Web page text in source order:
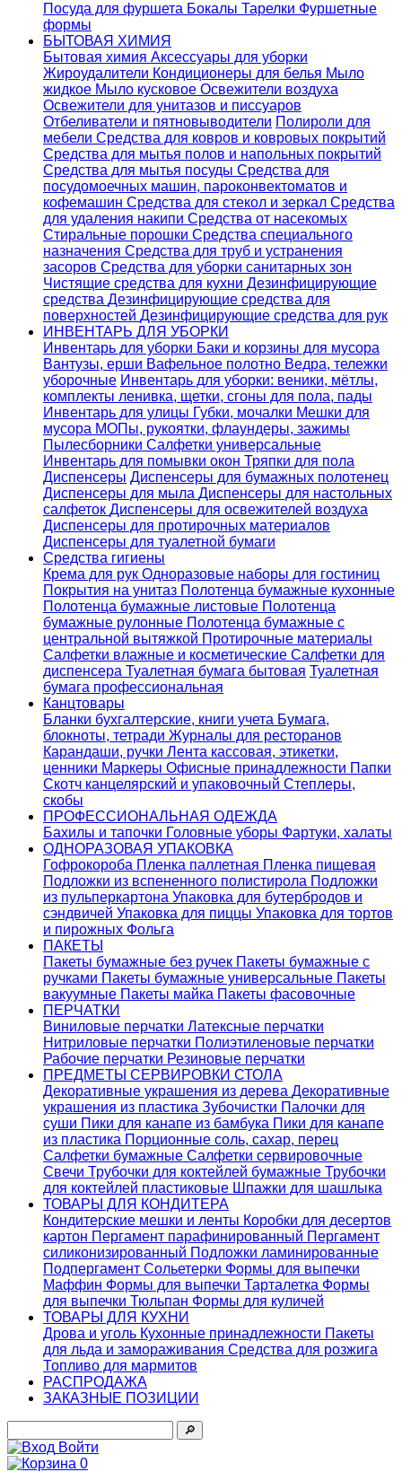
Посуда для фуршета Бокалы Тарелки Фуршетные
формы
БЫТОВАЯ ХИМИЯ
Бытовая химия Аксессуары для уборки
Жироудалители Кондиционеры для белья Мыло
жидкое Мыло кусковое Освежители воздуха
Освежители для унитазов и писсуаров
Отбеливатели и пятновыводители Полироли для
мебели Средства для ковров и ковровых покрытий
Средства для мытья полов и напольных покрытий
Средства для мытья посуды Средства для
посудомоечных машин, пароконвектоматов и
кофемашин Средства для стекол и зеркал Средства
для удаления накипи Средства от насекомых
Стиральные порошки Cредства специального
назначения Средства для труб и устранения
засоров Средства для уборки санитарных зон
Чистящие средства для кухни Дезинфицирующие
средства Дезинфицирующие средства для
поверхностей Дезинфицирующие средства для рук
ИНВЕНТАРЬ ДЛЯ УБОРКИ
Инвентарь для уборки Баки и корзины для мусора
Вантузы, ерши Вафельное полотно Ведра, тележки
уборочные Инвентарь для уборки: веники, мётлы,
комплекты ленивка, щетки, сгоны для пола, пады
Инвентарь для улицы Губки, мочалки Мешки для
мусора МОПы, рукоятки, флаундеры, зажимы
Пылесборники Салфетки универсальные
Инвентарь для помывки окон Тряпки для пола
Диспенсеры Диспенсеры для бумажных полотенец
Диспенсеры для мыла Диспенсеры для настольных
салфеток Диспенсеры для освежителей воздуха
Диспенсеры для протирочных материалов
Диспенсеры для туалетной бумаги
Средства гигиены
Крема для рук Одноразовые наборы для гостиниц
Покрытия на унитаз Полотенца бумажные кухонные
Полотенца бумажные листовые Полотенца
бумажные рулонные Полотенца бумажные с
центральной вытяжкой Протирочные материалы
Салфетки влажные и косметические Салфетки для
диспенсера Туалетная бумага бытовая Туалетная
бумага профессиональная
Канцтовары
Бланки бухгалтерские, книги учета Бумага,
блокноты, тетради Журналы для ресторанов
Карандаши, ручки Лента кассовая, этикетки,
ценники Маркеры Офисные принадлежности Папки
Скотч канцелярский и упаковочный Степлеры,
скобы
ПРОФЕССИОНАЛЬНАЯ ОДЕЖДА
Бахилы и тапочки Головные уборы Фартуки, халаты
ОДНОРАЗОВАЯ УПАКОВКА
Гофрокороба Пленка паллетная Пленка пищевая
Подложки из вспененного полистирола Подложки
из пульперкартона Упаковка для бутербродов и
сэндвичей Упаковка для пиццы Упаковка для тортов
и пирожных Фольга
ПАКЕТЫ
Пакеты бумажные без ручек Пакеты бумажные с
ручками Пакеты бумажные универсальные Пакеты
вакуумные Пакеты майка Пакеты фасовочные
ПЕРЧАТКИ
Виниловые перчатки Латексные перчатки
Нитриловые перчатки Полиэтиленовые перчатки
Рабочие перчатки Резиновые перчатки
ПРЕДМЕТЫ СЕРВИРОВКИ СТОЛА
Декоративные украшения из дерева Декоративные
украшения из пластика Зубочистки Палочки для
суши Пики для канапе из бамбука Пики для канапе
из пластика Порционные соль, сахар, перец
Салфетки бумажные Салфетки сервировочные
Свечи Трубочки для коктейлей бумажные Трубочки
для коктейлей пластиковые Шпажки для шашлыка
ТОВАРЫ ДЛЯ КОНДИТЕРА
Кондитерские мешки и ленты Коробки для десертов
картон Пергамент парафинированный Пергамент
силиконизированный Подложки ламинированные
Подпергамент Сольетерки Формы для выпечки
Маффин Формы для выпечки Тарталетка Формы
для выпечки Тюльпан Формы для куличей
ТОВАРЫ ДЛЯ КУХНИ
Дрова и уголь Кухонные принадлежности Пакеты
для льда и замораживания Средства для розжига
Топливо для мармитов
РАСПРОДАЖА
ЗАКАЗНЫЕ ПОЗИЦИИ
🔎︎
Войти
0